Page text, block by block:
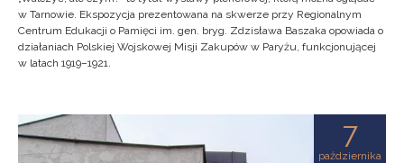
w Tarnowie. Ekspozycja prezentowana na skwerze przy Regionalnym
Centrum Edukacji o Pamięci im. gen. bryg. Zdzisława Baszaka opowiada o
działaniach Polskiej Wojskowej Misji Zakupów w Paryżu, funkcjonującej
w latach 1919–1921.
7
października